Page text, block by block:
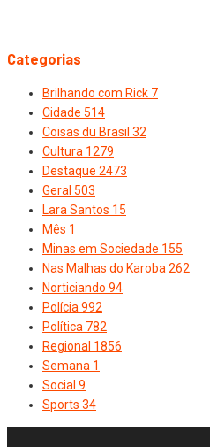
Categorias
Brilhando com Rick 7
Cidade 514
Coisas du Brasil 32
Cultura 1279
Destaque 2473
Geral 503
Lara Santos 15
Mês 1
Minas em Sociedade 155
Nas Malhas do Karoba 262
Norticiando 94
Polícia 992
Política 782
Regional 1856
Semana 1
Social 9
Sports 34